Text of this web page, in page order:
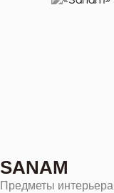
SANAM
Предметы интерьера